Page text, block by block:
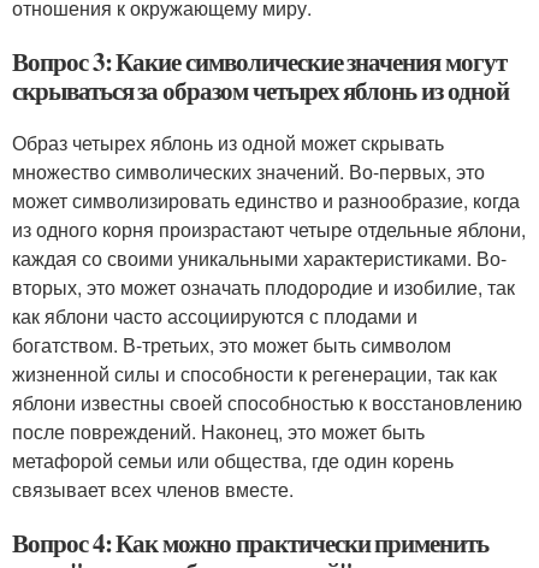
отношения к окружающему миру.
Вопрос 3: Какие символические значения могут
скрываться за образом четырех яблонь из одной
Образ четырех яблонь из одной может скрывать
множество символических значений. Во-первых, это
может символизировать единство и разнообразие, когда
из одного корня произрастают четыре отдельные яблони,
каждая со своими уникальными характеристиками. Во-
вторых, это может означать плодородие и изобилие, так
как яблони часто ассоциируются с плодами и
богатством. В-третьих, это может быть символом
жизненной силы и способности к регенерации, так как
яблони известны своей способностью к восстановлению
после повреждений. Наконец, это может быть
метафорой семьи или общества, где один корень
связывает всех членов вместе.
Вопрос 4: Как можно практически применить